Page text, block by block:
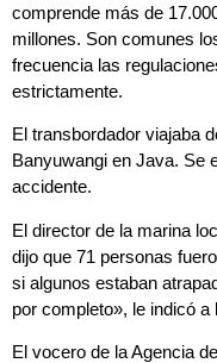
comprende más de
millones. Son comunes
frecuencia las
estrictamente.
El transbordador viajaba
Banyuwangi en Java. Se
accidente.
El director de la marina
dijo que 71 personas
si algunos estaban
por completo», le indicó
El vocero de la Agencia